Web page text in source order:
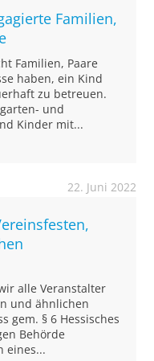
Familien,
Familien, Paare
haben, ein Kind
zu betreuen.
und
Kinder mit...
22. Juni 2022
alle Veranstalter
und ähnlichen
gem. § 6 Hessisches
Behörde
eines...